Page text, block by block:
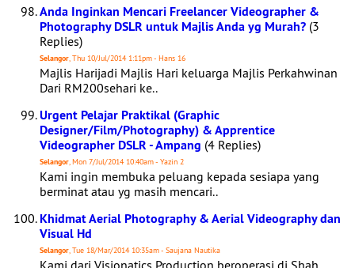
Anda Inginkan Mencari Freelancer Videographer &
Photography DSLR untuk Majlis Anda yg Murah? (3
Replies)
Selangor, Thu 10/Jul/2014 1:11pm - Hans 16
Majlis Harijadi Majlis Hari keluarga Majlis Perkahwinan
Dari RM200sehari ke..
Urgent Pelajar Praktikal (Graphic
Designer/Film/Photography) & Apprentice
Videographer DSLR - Ampang (4 Replies)
Selangor, Mon 7/Jul/2014 10:40am - Yazin 2
Kami ingin membuka peluang kepada sesiapa yang
berminat atau yg masih mencari..
Khidmat Aerial Photography & Aerial Videography dan
Visual Hd
Selangor, Tue 18/Mar/2014 10:35am - Saujana Nautika
Kami dari Visionatics Production beroperasi di Shah